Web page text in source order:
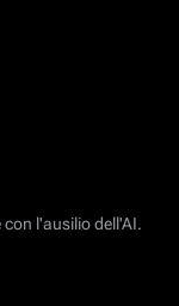
con l'ausilio dell'AI.